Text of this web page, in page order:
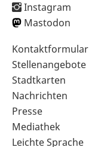
Instagram
Mastodon
Sekundärnavigation
im
Fußbereich
Kontaktformular
Stellenangebote
Stadtkarten
Nachrichten
Presse
Mediathek
Leichte Sprache